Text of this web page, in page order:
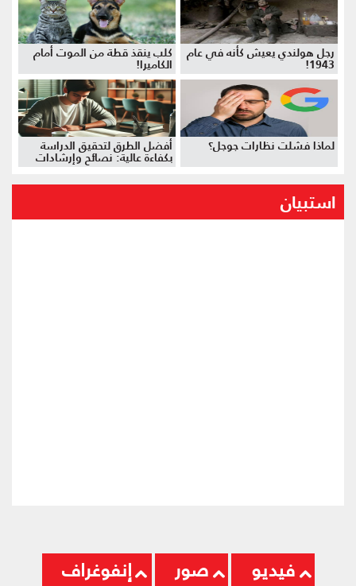
رجل هولندي يعيش كأنه في عام
1943!
كلب ينقذ قطة من الموت أمام
الكاميرا!
لماذا فشلت نظارات جوجل؟ أفضل الطرق لتحقيق الدراسة
بكفاءة عالية: نصائح وإرشادات
استبيان
فيديو صور إنفوغراف